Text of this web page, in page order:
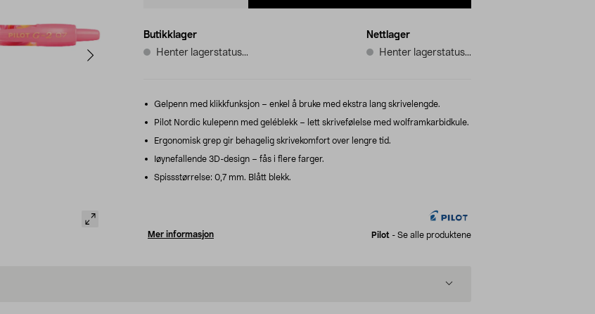
Butikklager
Henter lagerstatus...
Nettlager
Henter lagerstatus...
Gelpenn med klikkfunksjon – enkel å bruke med ekstra lang skrivelengde.
Pilot Nordic kulepenn med geléblekk – lett skrivefølelse med wolframkarbidkule.
Ergonomisk grep gir behagelig skrivekomfort over lengre tid.
Iøynefallende 3D-design – fås i flere farger.
Spissstørrelse: 0,7 mm. Blått blekk.
Mer informasjon Pilot - Se alle produktene